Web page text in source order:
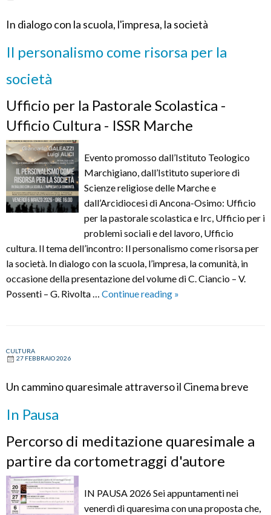
In dialogo con la scuola, l'impresa, la società
Il personalismo come risorsa per la
società
Ufficio per la Pastorale Scolastica -
Ufficio Cultura - ISSR Marche
Evento promosso dall’Istituto Teologico
Marchigiano, dall’Istituto superiore di
Scienze religiose delle Marche e
dall’Arcidiocesi di Ancona-Osimo: Ufficio
per la pastorale scolastica e Irc, Ufficio per i
problemi sociali e del lavoro, Ufficio
cultura. Il tema dell’incontro: Il personalismo come risorsa per
la società. In dialogo con la scuola, l’impresa, la comunità, in
occasione della presentazione del volume di C. Ciancio – V.
Possenti – G. Rivolta … Continue reading Il
società
»
CULTURA
27 FEBBRAIO 2026
Un cammino quaresimale attraverso il Cinema breve
In Pausa
Percorso di meditazione quaresimale a
partire da cortometraggi d'autore
IN PAUSA 2026 Sei appuntamenti nei
venerdì di quaresima con una proposta che,